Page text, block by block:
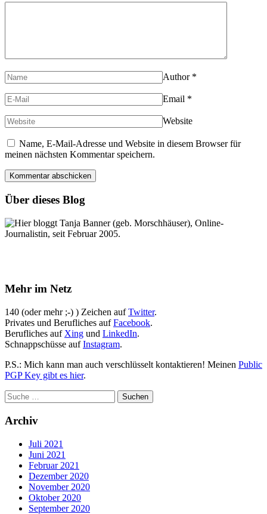
Author *
Email *
Website
Name, E-Mail-Adresse und Website in diesem Browser für
meinen nächsten Kommentar speichern.
Über dieses Blog
Hier bloggt Tanja Banner (geb. Morschhäuser), Online-
Journalistin, seit Februar 2005.
Mehr im Netz
140 (oder mehr ;-) ) Zeichen aufTwitter.
Privates und Berufliches aufFacebook.
Berufliches auf Xing und LinkedIn.
Schnappschüsse aufInstagram.
P.S.: Mich kann man auch verschlüsselt kontaktieren! Meinen Public
PGP Key gibt es hier.
Archiv
Juli 2021
Juni 2021
Februar 2021
Dezember 2020
November 2020
Oktober 2020
September 2020